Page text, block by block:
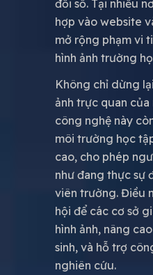
đổi số. Tại nhiều
hợp vào website
mở rộng phạm vi
hình ảnh trường
Không chỉ dừng
ảnh trực quan
công nghệ này
môi trường học
cao, cho phép
như đang thực sự
viên trường. Điều
hội để các cơ sở
hình ảnh, nâng
sinh, và hỗ trợ
nghiên cứu.